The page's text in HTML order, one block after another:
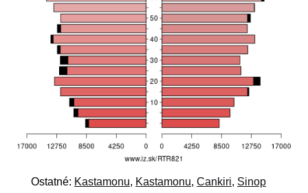
Ostatné: Kastamonu, Kastamonu, Cankiri, Sinop